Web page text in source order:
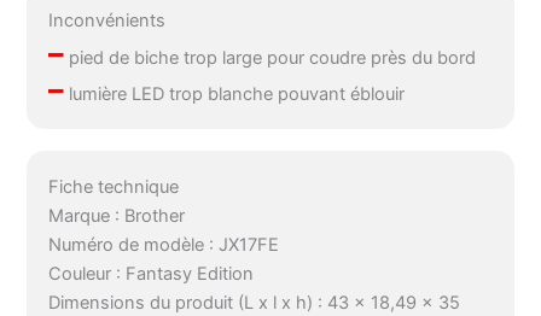
Inconvénients
– pied de biche trop large pour coudre près du bord
– lumière LED trop blanche pouvant éblouir
Fiche technique
Marque : Brother
Numéro de modèle : JX17FE
Couleur : Fantasy Edition
Dimensions du produit (L x l x h) : 43 x 18,49 x 35